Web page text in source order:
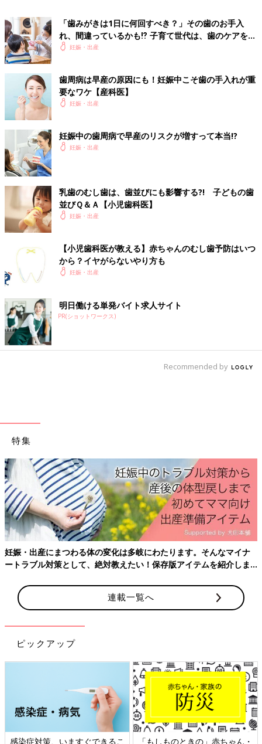
スタート地点は上・下どちらの歯でもOK。上の歯の外側→上の
歯の内側→下の歯の内側→下の歯の外側、というように順番を決
め、一筆書きをするイメージで磨くのがベストです。正しく歯を
磨いて歯垢を減らせば、風邪やインフルエンザ、新型コロナウイ
ルスなどの感染症対策にも！
【Point２】歯ブラシを小刻みに動かす
歯ブラシをペンと同じように持ち、振動させるように小刻みに磨
くのがポイントです。歯と歯ぐきの境にブラシを軽く当てたら、
２〜３本ずつ、10回程度を目安に磨きましょう。
【Point３】歯の裏側は、横・縦磨き！
磨き残しやすい歯の裏側はとくによく磨いて。奥歯はブラシを横
に、前歯はブラシを縦に当てて、汚れをかき出すように磨きま
す。舌で触ってザラザラしているところは磨き残しなので、ツル
ツルになるまでしっかり磨きましょう。
つわりで歯磨きがつらいときは…
つわり中は、よりラクにできる方法を見つけて、可能な範囲でで
きる限りの歯のケアを行って。以下の方法を参考に、自分にあっ
たやり方を試してみましょう。
積の大きい歯ブラシにして手早く磨くのも手。より自分にあった
気分がいいときにしっかり磨く
歯磨きは毎食後にするのが理想ですが、つわりでつらいときは難
しいことも。つわり中は食後でなくてもいいので、気分がいいと
きにしっかりと磨くと、それだけで違います。
歯磨き粉なしで磨く
歯磨き粉には汚れを落とす洗浄効果がありますが、つわり中は歯
くはなしで磨いても構いません。
磨けないほどつらいときは
どうしても歯ブラシを使うのがつらい場合は、食後すぐに強めの
ブクブクうがいをしましょう。抵抗がなければ、マウスウォッシ
監修／児玉実穂先生＆代田あづさ先生 文／早田佳代、たまごク
ラブ編集部
妊娠中の歯科健診は「いつまでに行く」などの指示があまり明確
「歯みがきは1日に何回すべき？」その歯のお手入
れ、間違っているかも⁉ 子育て世代は、歯のケアをア
ップデートして
妊娠・出産
歯周病は早産の原因にも！妊娠中こそ歯の手入れが重
要なワケ【産科医】
妊娠・出産
妊娠中の歯周病で早産のリスクが増すって本当!?
妊娠・出産
乳歯のむし歯は、歯並びにも影響する?! 子どもの歯
並びＱ＆Ａ【小児歯科医】
妊娠・出産
【小児歯科医が教える】赤ちゃんのむし歯予防はいつ
から？イヤがらないやり方も
妊娠・出産
明日働ける単発バイト求人サイト
PR(ショットワークス)
Recommended by
特集
妊娠・出産にまつわる体の変化は多岐にわたります。そんなマイナ
ートラブル対策として、絶対教えたい！保存版アイテムを紹介しま
連載一覧へ
ピックアップ
感染症対策、いますぐできるこ
「もしものときの」赤ちゃん・